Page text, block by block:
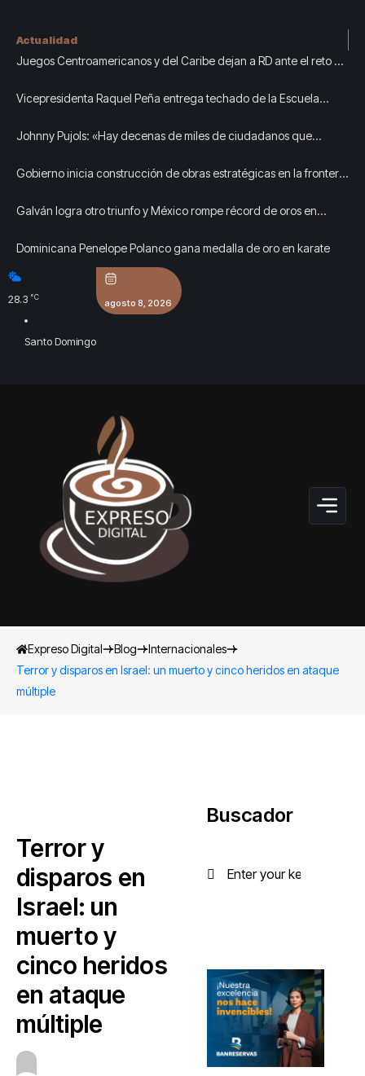
Actualidad
Juegos Centroamericanos y del Caribe dejan a RD ante el reto de
Vicepresidenta Raquel Peña entrega techado de la Escuela
Johnny Pujols: «Hay decenas de miles de ciudadanos que
Gobierno inicia construcción de obras estratégicas en la frontera
Galván logra otro triunfo y México rompe récord de oros en
Dominicana Penelope Polanco gana medalla de oro en karate
28.3 °C
Santo Domingo
agosto 8, 2026
Expreso Digital Blog
Internacionales
Terror y disparos en Israel: un muerto y cinco heridos en ataque
múltiple
Terror y
disparos en
Israel: un
muerto y
cinco heridos
en ataque
múltiple
Buscador